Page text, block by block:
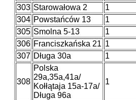
303 Starowałowa 2 1
304 Powstańców 13 1
305 Smolna 5-13 1
306 Franciszkańska 21 1
307 Długa 30a 1
308
Polska
29a,35a,41a/
Kołłątaja 15a-17a/
Długa 96a
1